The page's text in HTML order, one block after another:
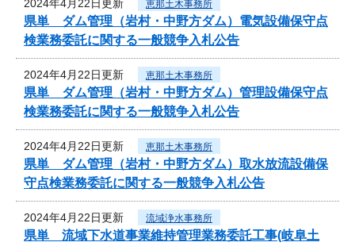
2024年4月22日更新 恵那土木事務所
県単 ダム管理（岩村・中野方ダム）電気設備保守点
検業務委託に関する一般競争入札公告
2024年4月22日更新 恵那土木事務所
県単 ダム管理（岩村・中野方ダム）管理設備保守点
検業務委託に関する一般競争入札公告
2024年4月22日更新 恵那土木事務所
県単 ダム管理（岩村・中野方ダム）取水放流設備保
守点検業務委託に関する一般競争入札公告
2024年4月22日更新 流域浄水事務所
県単 流域下水道事業維持管理業務委託工事(岐阜土